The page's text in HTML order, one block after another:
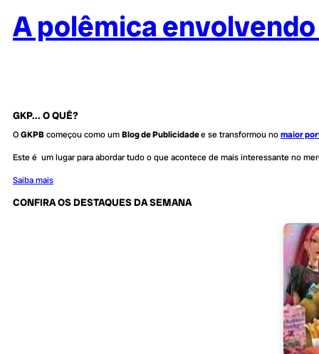
A polêmica
GKP... O QUÊ?
OGKPBcomeçou como umBlog de Publicidadee se transformou nomaior
Este é um lugar para abordar tudo o que acontece de mais interessante no
Saiba mais
CONFIRA OS DESTAQUES DA SEMANA